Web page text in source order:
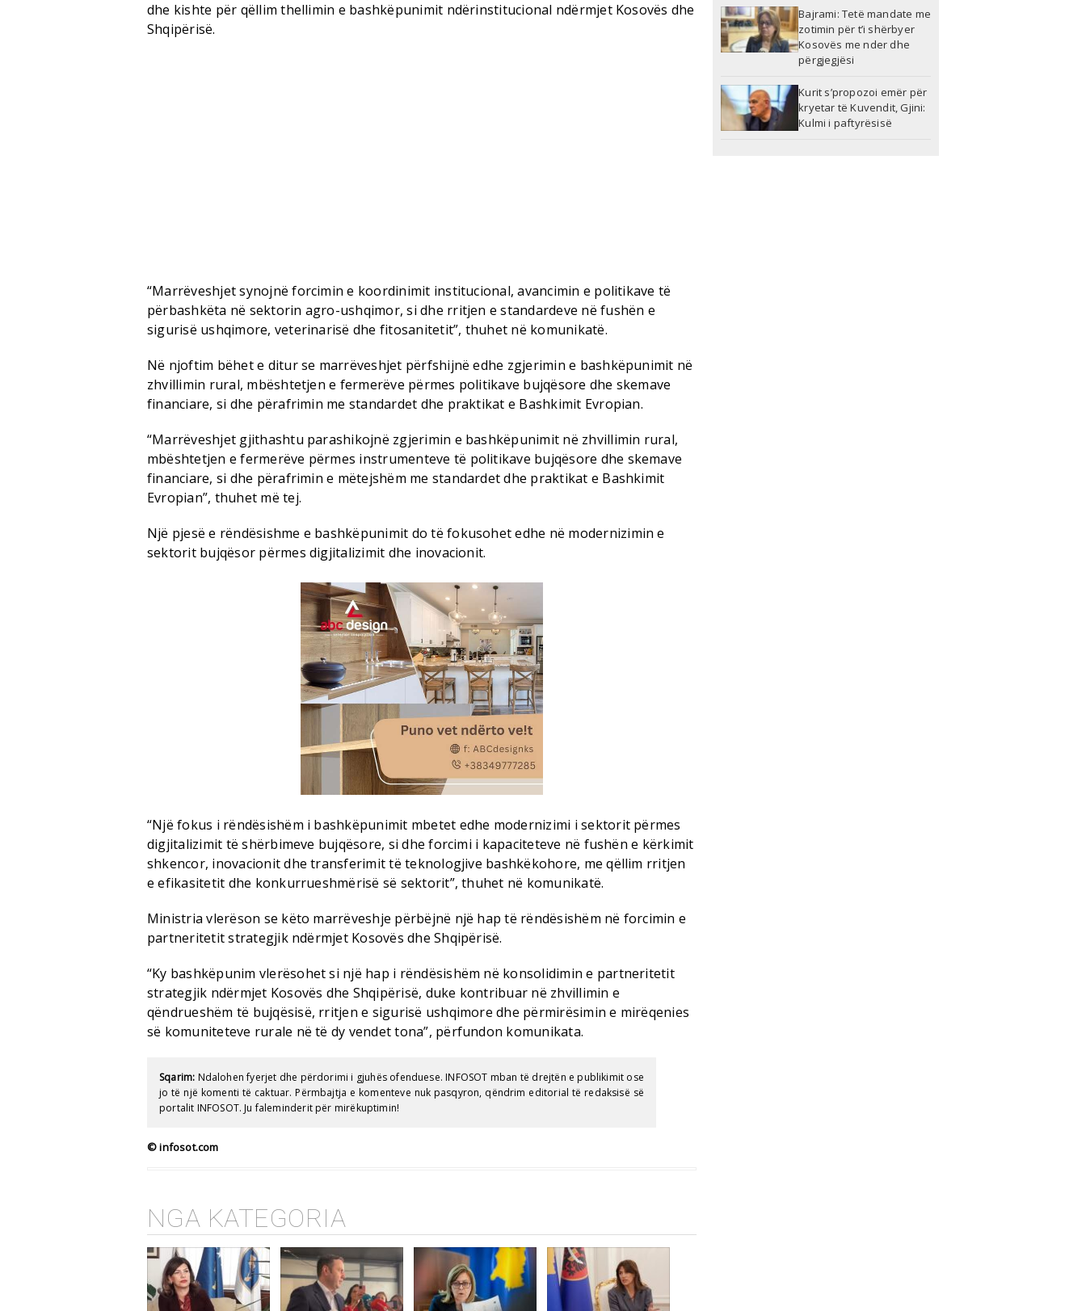
dhe kishte për qëllim thellimin e bashkëpunimit ndërinstitucional ndërmjet Kosovës dhe
Shqipërisë.
“Marrëveshjet synojnë forcimin e koordinimit institucional, avancimin e politikave të
përbashkëta në sektorin agro-ushqimor, si dhe rritjen e standardeve në fushën e
sigurisë ushqimore, veterinarisë dhe fitosanitetit”, thuhet në komunikatë.
Në njoftim bëhet e ditur se marrëveshjet përfshijnë edhe zgjerimin e bashkëpunimit në
zhvillimin rural, mbështetjen e fermerëve përmes politikave bujqësore dhe skemave
financiare, si dhe përafrimin me standardet dhe praktikat e Bashkimit Evropian.
“Marrëveshjet gjithashtu parashikojnë zgjerimin e bashkëpunimit në zhvillimin rural,
mbështetjen e fermerëve përmes instrumenteve të politikave bujqësore dhe skemave
financiare, si dhe përafrimin e mëtejshëm me standardet dhe praktikat e Bashkimit
Evropian”, thuhet më tej.
Një pjesë e rëndësishme e bashkëpunimit do të fokusohet edhe në modernizimin e
sektorit bujqësor përmes digjitalizimit dhe inovacionit.
“Një fokus i rëndësishëm i bashkëpunimit mbetet edhe modernizimi i sektorit përmes
digjitalizimit të shërbimeve bujqësore, si dhe forcimi i kapaciteteve në fushën e kërkimit
shkencor, inovacionit dhe transferimit të teknologjive bashkëkohore, me qëllim rritjen
e efikasitetit dhe konkurrueshmërisë së sektorit”, thuhet në komunikatë.
Ministria vlerëson se këto marrëveshje përbëjnë një hap të rëndësishëm në forcimin e
partneritetit strategjik ndërmjet Kosovës dhe Shqipërisë.
“Ky bashkëpunim vlerësohet si një hap i rëndësishëm në konsolidimin e partneritetit
strategjik ndërmjet Kosovës dhe Shqipërisë, duke kontribuar në zhvillimin e
qëndrueshëm të bujqësisë, rritjen e sigurisë ushqimore dhe përmirësimin e mirëqenies
së komuniteteve rurale në të dy vendet tona”, përfundon komunikata.
Sqarim: Ndalohen fyerjet dhe përdorimi i gjuhës ofenduese. INFOSOT mban të drejtën e publikimit ose
jo të një komenti të caktuar. Përmbajtja e komenteve nuk pasqyron, qëndrim editorial të redaksisë së
portalit INFOSOT. Ju faleminderit për mirëkuptimin!
© infosot.com
NGA KATEGORIA
Bajrami: Tetë mandate me
zotimin për t’i shërbyer
Kosovës me nder dhe
përgjegjësi
Kurit s’propozoi emër për
kryetar të Kuvendit, Gjini:
Kulmi i paftyrësisë